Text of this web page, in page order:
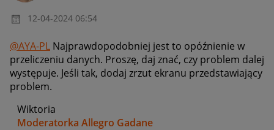
‎12-04-2024 06:54
@AYA-PL Najprawdopodobniej jest to opóźnienie w
przeliczeniu danych. Proszę, daj znać, czy problem dalej
występuje. Jeśli tak, dodaj zrzut ekranu przedstawiający
problem.
Wiktoria
Moderatorka Allegro Gadane